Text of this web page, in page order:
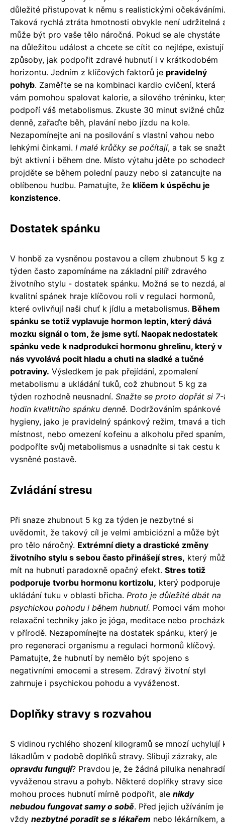
důležité přistupovat k němu s realistickými očekáváními.
Taková rychlá ztráta hmotnosti obvykle není udržitelná
může být pro vaše tělo náročná. Pokud se ale chystáte
na důležitou událost a chcete se cítit co nejlépe, existují
způsoby, jak podpořit zdravé hubnutí i v krátkodobém
horizontu. Jedním z klíčových faktorů je pravidelný
pohyb. Zaměřte se na kombinaci kardio cvičení, která
vám pomohou spalovat kalorie, a silového tréninku,
podpoří váš metabolismus. Zkuste 30 minut svižné
denně, zařaďte běh, plavání nebo jízdu na kole.
Nezapomínejte ani na posilování s vlastní vahou nebo
lehkými činkami. I malé krůčky se počítají, a tak se
být aktivní i během dne. Místo výtahu jděte po
projděte se během polední pauzy nebo si zatancujte na
oblíbenou hudbu. Pamatujte, že klíčem k úspěchu je
konzistence.
Dostatek spánku
V honbě za vysněnou postavou a cílem zhubnout 5 kg
týden často zapomínáme na základní pilíř zdravého
životního stylu - dostatek spánku. Možná se to nezdá,
kvalitní spánek hraje klíčovou roli v regulaci hormonů,
které ovlivňují naši chuť k jídlu a metabolismus. Během
spánku se totiž vyplavuje hormon leptin, který dává
mozku signál o tom, že jsme sytí. Naopak nedostatek
spánku vede k nadprodukci hormonu ghrelinu, který v
nás vyvolává pocit hladu a chuti na sladké a tučné
potraviny. Výsledkem je pak přejídání, zpomalení
metabolismu a ukládání tuků, což zhubnout 5 kg za
týden rozhodně neusnadní. Snažte se proto dopřát si
hodin kvalitního spánku denně. Dodržováním spánkové
hygieny, jako je pravidelný spánkový režim, tmavá a
místnost, nebo omezení kofeinu a alkoholu před spaním,
podpoříte svůj metabolismus a usnadníte si tak cestu k
vysněné postavě.
Zvládání stresu
Při snaze zhubnout 5 kg za týden je nezbytné si
uvědomit, že takový cíl je velmi ambiciózní a může být
pro tělo náročný. Extrémní diety a drastické změny
životního stylu s sebou často přinášejí stres, který
mít na hubnutí paradoxně opačný efekt. Stres totiž
podporuje tvorbu hormonu kortizolu, který podporuje
ukládání tuku v oblasti břicha. Proto je důležité dbát na
psychickou pohodu i během hubnutí. Pomoci vám
relaxační techniky jako je jóga, meditace nebo
v přírodě. Nezapomínejte na dostatek spánku, který je
pro regeneraci organismu a regulaci hormonů klíčový.
Pamatujte, že hubnutí by nemělo být spojeno s
negativními emocemi a stresem. Zdravý životní styl
zahrnuje i psychickou pohodu a vyváženost.
Doplňky stravy s rozvahou
S vidinou rychlého shození kilogramů se mnozí uchylují
lákadlům v podobě doplňků stravy. Slibují zázraky, ale
opravdu fungují? Pravdou je, že žádná pilulka nenahradí
vyváženou stravu a pohyb. Některé doplňky stravy sice
mohou proces hubnutí mírně podpořit, ale nikdy
nebudou fungovat samy o sobě. Před jejich užíváním je
vždy nezbytné poradit se s lékařem nebo lékárníkem, a